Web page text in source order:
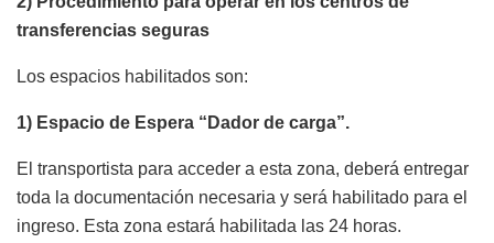
transferencias seguras
Los espacios habilitados son:
1) Espacio de Espera “Dador de carga”.
El transportista para acceder a esta zona, deberá entregar
toda la documentación necesaria y será habilitado para el
ingreso. Esta zona estará habilitada las 24 horas.